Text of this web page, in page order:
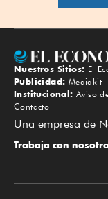
Nuestros Sitios: El
Publicidad: Mediakit
Institucional: Aviso
Contacto
Una empresa de
Trabaja con